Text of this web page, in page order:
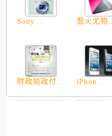
Sony ... 惹火尤物...
財政局政付... iPhon...